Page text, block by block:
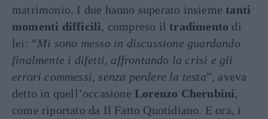
matrimonio. I due hanno superato insiemetanti
momenti difficili, compreso iltradimento di
lei: “Mi sono messo in discussione guardando
finalmente i difetti, affrontando la crisi e gli
errori commessi, senza perdere la testa”, aveva
detto in quell’occasione Lorenzo Cherubini,
come riportato da Il Fatto Quotidiano. E ora, i